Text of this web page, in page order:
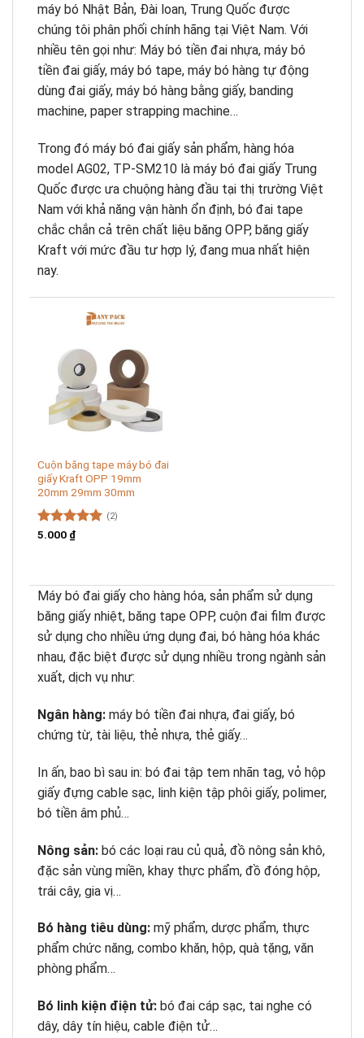
máy bó Nhật Bản, Đài loan, Trung Quốc được
chúng tôi phân phối chính hãng tại Việt Nam. Với
nhiều tên gọi như: Máy bó tiền đai nhựa, máy bó
tiền đai giấy, máy bó tape, máy bó hàng tự động
dùng đai giấy, máy bó hàng bằng giấy, banding
machine, paper strapping machine…
Trong đó máy bó đai giấy sản phẩm, hàng hóa
model AG02, TP-SM210 là máy bó đai giấy Trung
Quốc được ưa chuộng hàng đầu tại thị trường Việt
Nam với khả năng vận hành ổn định, bó đai tape
chắc chắn cả trên chất liệu băng OPP, băng giấy
Kraft với mức đầu tư hợp lý, đang mua nhất hiện
nay.
Cuộn băng tape máy bó đai
giấy Kraft OPP 19mm
20mm 29mm 30mm
Được xếp
(2)
5.000 ₫
Máy bó đai giấy cho hàng hóa, sản phẩm sử dụng
băng giấy nhiệt, băng tape OPP, cuộn đai film được
sử dụng cho nhiều ứng dụng đai, bó hàng hóa khác
nhau, đặc biệt được sử dụng nhiều trong ngành sản
xuất, dịch vụ như:
Ngân hàng: máy bó tiền đai nhựa, đai giấy, bó
chứng từ, tài liệu, thẻ nhựa, thẻ giấy…
In ấn, bao bì sau in: bó đai tập tem nhãn tag, vỏ hộp
giấy đựng cable sạc, linh kiện tập phôi giấy, polimer,
bó tiền âm phủ…
Nông sản: bó các loại rau củ quả, đồ nông sản khô,
đặc sản vùng miền, khay thực phẩm, đồ đóng hộp,
trái cây, gia vị…
Bó hàng tiêu dùng: mỹ phẩm, dược phẩm, thực
phẩm chức năng, combo khăn, hộp, quà tặng, văn
phòng phẩm…
Bó linh kiện điện tử: bó đai cáp sạc, tai nghe có
dây, dây tín hiệu, cable điện tử…